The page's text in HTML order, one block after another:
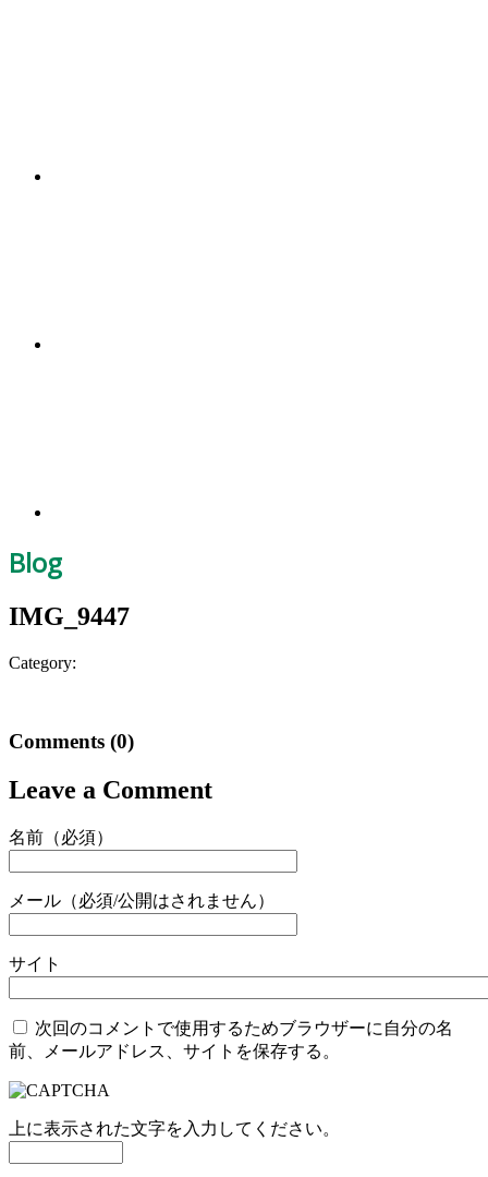
Blog
IMG_9447
Category:
Comments (0)
Leave a Comment
名前（必須）
メール（必須/公開はされません）
サイト
次回のコメントで使用するためブラウザーに自分の名
前、メールアドレス、サイトを保存する。
上に表示された文字を入力してください。